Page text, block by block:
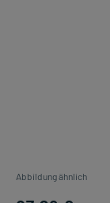
Abbildung ähnlich